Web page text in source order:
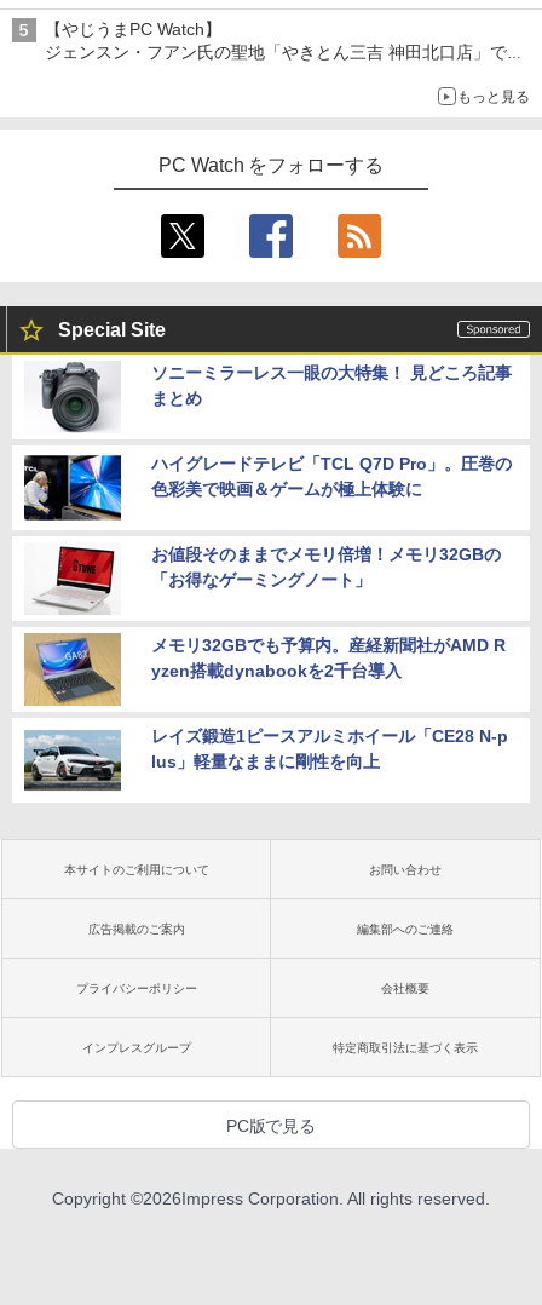
ネ オフィス高速起動 省電力 静音設計
￥49,800
プパソコン PC 一体型 Office付き 可能
新品 Lenovo IdeaCentre AIO 24AKP10
en AI7 AI5 メモリ 16GB SSD 512GB Wi
ndows11 Microsoft Office 搭載可 1年
￥144,980
【マラソン値引中！RTX5070搭載 国内組
s11 デスクトップPC モンハンワイルズ
原神 Apex FF14 VALORANT 配信 動画
編集 eスポーツ 1年保証 初心者 ゲーミン
￥260,775
￥13,999
￥18,090
証」DP搭載23.8型ワイド液晶 ブラック]
￥18,090
【やじうまPC Watch】
ジェンスン・フアン氏の聖地「やきとん三吉 神田北口店」で
～コース名を変更したのはNVIDIAに怒られたからではないもっと見る
PC Watch をフォローする
Special Site
ソニーミラーレス一眼の大特集！ 見どころ記事
まとめ
ハイグレードテレビ「TCL Q7D Pro」。圧巻の
色彩美で映画＆ゲームが極上体験に
お値段そのままでメモリ倍増！メモリ32GBの
「お得なゲーミングノート」
メモリ32GBでも予算内。産経新聞社がAMD R
yzen搭載dynabookを2千台導入
レイズ鍛造1ピースアルミホイール「CE28 N-p
lus」軽量なままに剛性を向上
本サイトのご利用について お問い合わせ
広告掲載のご案内 編集部へのご連絡
プライバシーポリシー 会社概要
インプレスグループ 特定商取引法に基づく表示
PC版で見る
Copyright ©2026Impress Corporation. All rights reserved.